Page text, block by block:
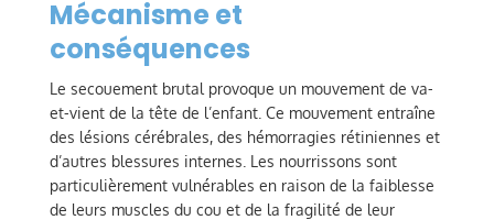
Mécanisme et
conséquences
Le secouement brutal provoque un mouvement de va-
et-vient de la tête de l’enfant. Ce mouvement entraîne
des lésions cérébrales, des hémorragies rétiniennes et
d’autres blessures internes. Les nourrissons sont
particulièrement vulnérables en raison de la faiblesse
de leurs muscles du cou et de la fragilité de leur